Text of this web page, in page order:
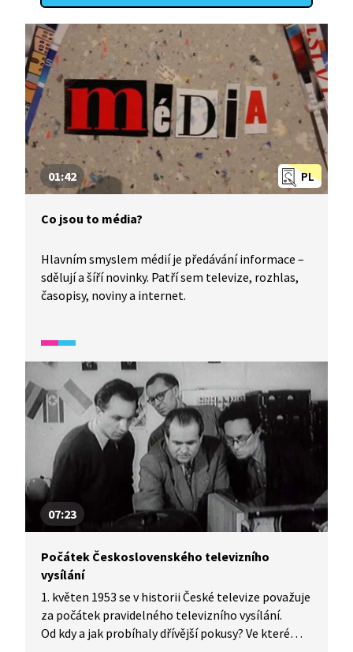
PL
01:42
Co jsou to média?
Hlavním smyslem médií je předávání informace –
sdělují a šíří novinky. Patří sem televize, rozhlas,
časopisy, noviny a internet.
07:23
Počátek Československého televizního
vysílání
1. květen 1953 se v historii České televize považuje
za počátek pravidelného televizního vysílání.
Od kdy a jak probíhaly dřívější pokusy? Ve které